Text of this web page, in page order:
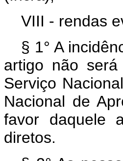
VIII - rendas
§ 1° A
artigo não
Serviço
Nacional de
favor daquele
diretos.